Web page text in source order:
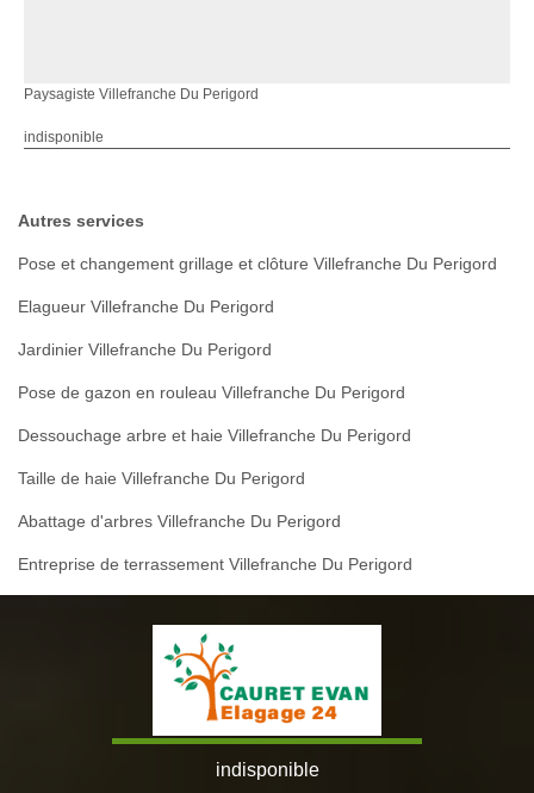
Paysagiste Villefranche Du Perigord
indisponible
Autres services
Pose et changement grillage et clôture Villefranche Du Perigord
Elagueur Villefranche Du Perigord
Jardinier Villefranche Du Perigord
Pose de gazon en rouleau Villefranche Du Perigord
Dessouchage arbre et haie Villefranche Du Perigord
Taille de haie Villefranche Du Perigord
Abattage d'arbres Villefranche Du Perigord
Entreprise de terrassement Villefranche Du Perigord
indisponible